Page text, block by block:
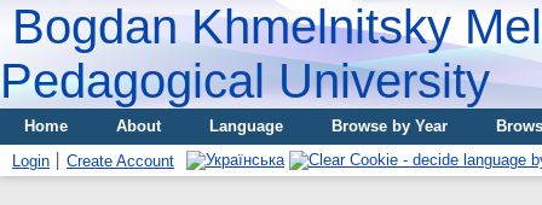
Bogdan Khmelnitsky
Pedagogical University
Home About Language Browse by Year
Login
Create Account